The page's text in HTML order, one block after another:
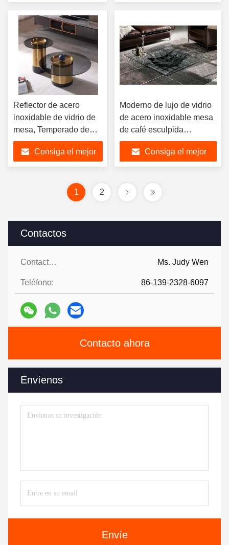
Contactos
Contactos: Ms. Judy Wen
Teléfono: 86-139-2328-6097
Contacto ahora
Envíenos
Envíe
Reflector de acero
inoxidable de vidrio de
mesa, Temperado de
vidrio negro juego de
mesa de café
Consiga el mejor
Moderno de lujo de vidrio
de acero inoxidable mesa
de café esculpida
transparente
Consiga el mejor
1 2